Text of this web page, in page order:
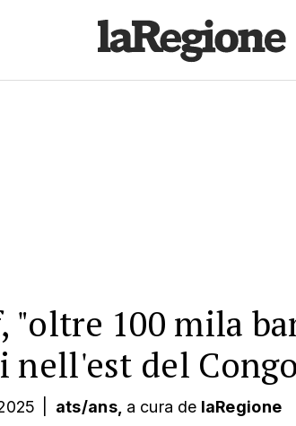
"oltre 100 mila
nell'est del
ats/ans, a cura de laRegione